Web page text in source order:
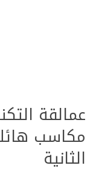
عمالقة
مكاسب
الثانية